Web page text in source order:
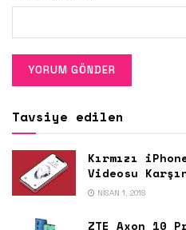
Tavsiye edilen
Kırmızı
Videosu
NISAN 1, 2018
ZTE Axon 10